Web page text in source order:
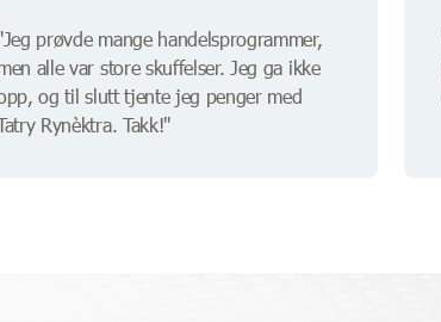
prøvde mange handelsprogrammer,
alle var store skuffelser. Jeg ga ikke
og til slutt tjente jeg penger med
Rynèktra. Takk!"